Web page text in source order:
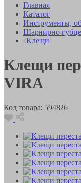
Главная
Каталог
Инструменты,
Шарнирно-
Клещи
Клещи
VIRA
Код товара: 594826